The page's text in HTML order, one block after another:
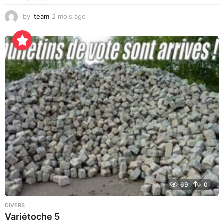
by team 2 mois ago
u
r
s
a
g
o
69 0
DIVERS
Variétoche 5